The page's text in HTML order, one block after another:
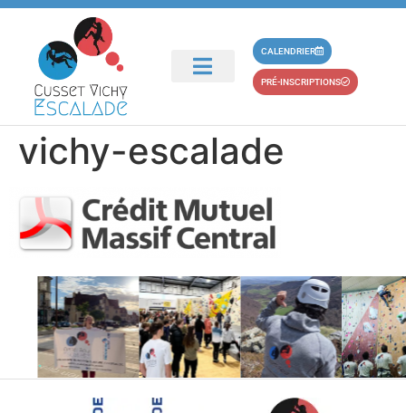
CALENDRIER
PRÉ-INSCRIPTIONS
partenaire-credit-
mutuel-cusset-
vichy-escalade